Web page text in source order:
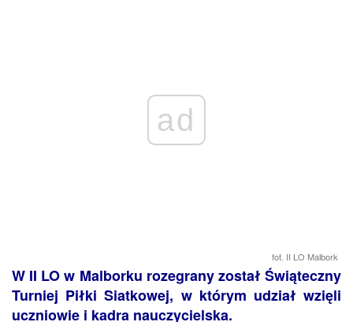
ad
fot. II LO Malbork
W II LO w Malborku rozegrany został Świąteczny
Turniej Piłki Siatkowej, w którym udział wzięli
uczniowie i kadra nauczycielska.